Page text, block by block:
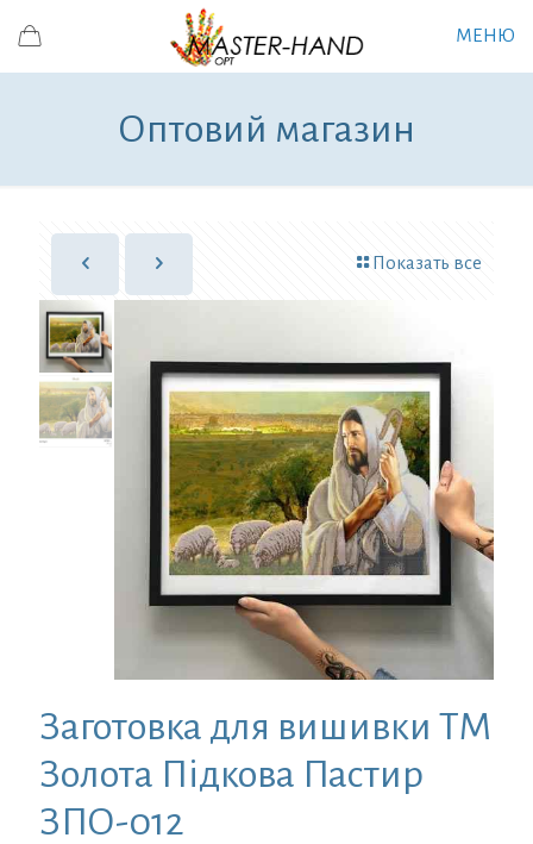
МЕНЮ
Оптовий магазин
Показать все
Заготовка для вишивки ТМ
Золота Підкова Пастир
ЗПО-012